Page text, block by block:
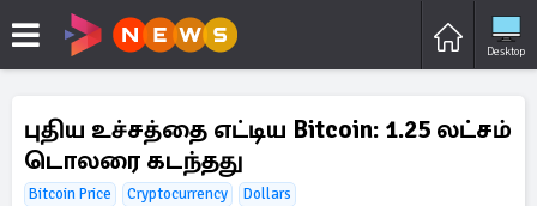
Desktop
புதிய உச்சத்தை எட்டிய Bitcoin: 1.25 லட்சம்
டொலரை கடந்தது
Bitcoin Price Cryptocurrency
Dollars